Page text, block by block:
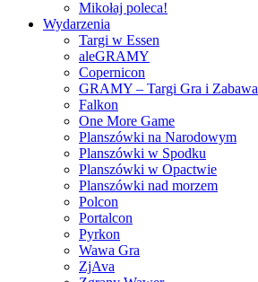
Mikołaj poleca!
Wydarzenia
Targi w Essen
aleGRAMY
Copernicon
GRAMY – Targi Gra i Zabawa
Falkon
One More Game
Planszówki na Narodowym
Planszówki w Spodku
Planszówki w Opactwie
Planszówki nad morzem
Polcon
Portalcon
Pyrkon
Wawa Gra
ZjAva